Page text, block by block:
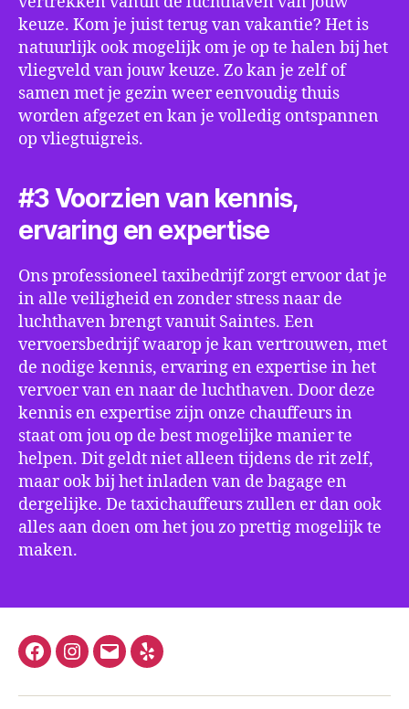
keuze. Kom je juist terug van vakantie? Het is
natuurlijk ook mogelijk om je op te halen bij het
vliegveld van jouw keuze. Zo kan je zelf of
samen met je gezin weer eenvoudig thuis
worden afgezet en kan je volledig ontspannen
op vliegtuigreis.
#3 Voorzien van kennis,
ervaring en expertise
Ons professioneel taxibedrijf zorgt ervoor dat je
in alle veiligheid en zonder stress naar de
luchthaven brengt vanuit Saintes. Een
vervoersbedrijf waarop je kan vertrouwen, met
de nodige kennis, ervaring en expertise in het
vervoer van en naar de luchthaven. Door deze
kennis en expertise zijn onze chauffeurs in
staat om jou op de best mogelijke manier te
helpen. Dit geldt niet alleen tijdens de rit zelf,
maar ook bij het inladen van de bagage en
dergelijke. De taxichauffeurs zullen er dan ook
alles aan doen om het jou zo prettig mogelijk te
maken.
FacebookInstagram
E-
Yelp